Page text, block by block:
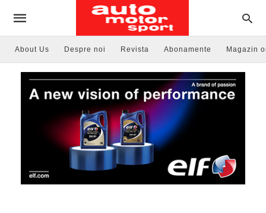
About Us Despre noi Revista Abonamente Magazin